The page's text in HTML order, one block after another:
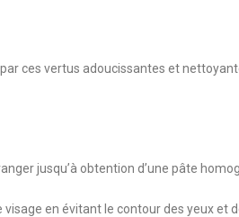
ces vertus adoucissantes et
jusqu’à obtention d’une pâte
en évitant le contour des yeux et